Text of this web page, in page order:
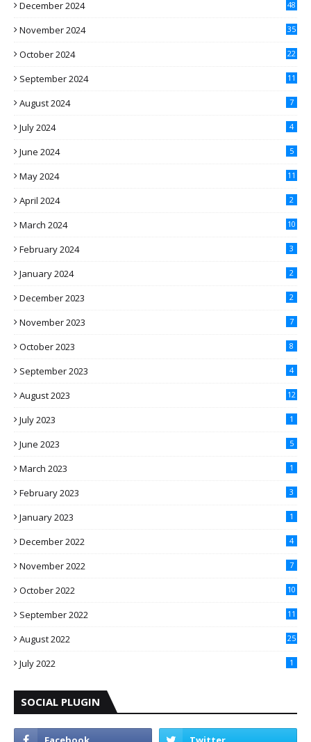
December 2024 48
November 2024 35
October 2024 22
September 2024 11
August 2024 7
July 2024 4
June 2024 5
May 2024 11
April 2024 2
March 2024 10
February 2024 3
January 2024 2
December 2023 2
November 2023 7
October 2023 8
September 2023 4
August 2023 12
July 2023 1
June 2023 5
March 2023 1
February 2023 3
January 2023 1
December 2022 4
November 2022 7
October 2022 10
September 2022 11
August 2022 25
July 2022 1
SOCIAL PLUGIN